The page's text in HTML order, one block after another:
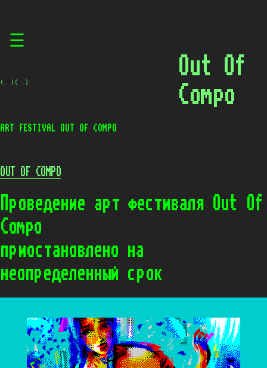
content
☰
(. )( .)
Out Of
Compo
ART FESTIVAL OUT OF COMPO
OUT OF COMPO
Проведение арт фестиваля Out Of
Compo
приостановлено на
неопределенный срок